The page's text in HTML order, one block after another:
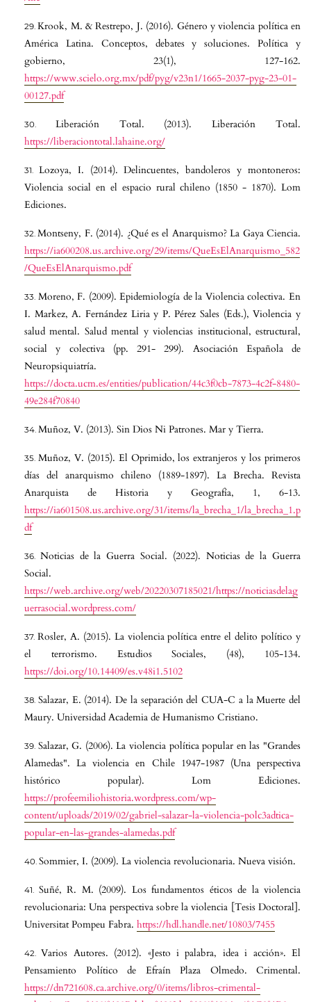
Krook, M. & Restrepo, J. (2016). Género y violencia política en
América Latina. Conceptos, debates y soluciones. Política y
gobierno, 23(1), 127-162.
https://www.scielo.org.mx/pdf/pyg/v23n1/1665-2037-pyg-23-01-
00127.pdf
Liberación Total. (2013). Liberación Total.
https://liberaciontotal.lahaine.org/
Lozoya, I. (2014). Delincuentes, bandoleros y montoneros:
Violencia social en el espacio rural chileno (1850 - 1870). Lom
Ediciones.
Montseny, F. (2014). ¿Qué es el Anarquismo? La Gaya Ciencia.
https://ia600208.us.archive.org/29/items/QueEsElAnarquismo_582
/QueEsElAnarquismo.pdf
Moreno, F. (2009). Epidemiología de la Violencia colectiva. En
I. Markez, A. Fernández Liria y P. Pérez Sales (Eds.), Violencia y
salud mental. Salud mental y violencias institucional, estructural,
social y colectiva (pp. 291- 299). Asociación Española de
Neuropsiquiatría.
https://docta.ucm.es/entities/publication/44c3f0cb-7873-4c2f-8480-
49e284f70840
Muñoz, V. (2013). Sin Dios Ni Patrones. Mar y Tierra.
Muñoz, V. (2015). El Oprimido, los extranjeros y los primeros
días del anarquismo chileno (1889-1897). La Brecha. Revista
Anarquista de Historia y Geografía, 1, 6-13.
https://ia601508.us.archive.org/31/items/la_brecha_1/la_brecha_1.p
df
Noticias de la Guerra Social. (2022). Noticias de la Guerra
Social.
https://web.archive.org/web/20220307185021/https://noticiasdelag
uerrasocial.wordpress.com/
Rosler, A. (2015). La violencia política entre el delito político y
el terrorismo. Estudios Sociales, (48), 105-134.
https://doi.org/10.14409/es.v48i1.5102
Salazar, E. (2014). De la separación del CUA-C a la Muerte del
Maury. Universidad Academia de Humanismo Cristiano.
Salazar, G. (2006). La violencia política popular en las "Grandes
Alamedas". La violencia en Chile 1947-1987 (Una perspectiva
histórico popular). Lom Ediciones.
https://profeemiliohistoria.wordpress.com/wp-
content/uploads/2019/02/gabriel-salazar-la-violencia-polc3adtica-
popular-en-las-grandes-alamedas.pdf
Sommier, I. (2009). La violencia revolucionaria. Nueva visión.
Suñé, R. M. (2009). Los fundamentos éticos de la violencia
revolucionaria: Una perspectiva sobre la violencia [Tesis Doctoral].
Universitat Pompeu Fabra. https://hdl.handle.net/10803/7455
Varios Autores. (2012). «Jesto i palabra, idea i acción». El
Pensamiento Político de Efraín Plaza Olmedo. Crimental.
https://dn721608.ca.archive.org/0/items/libros-crimental-